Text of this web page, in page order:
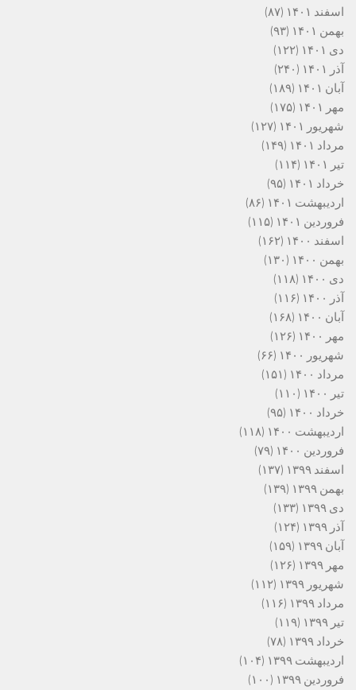
اسفند ۱۴۰۱
(۸۷)
بهمن ۱۴۰۱
(۹۳)
دی ۱۴۰۱
(۱۲۲)
آذر ۱۴۰۱
(۲۴۰)
آبان ۱۴۰۱
(۱۸۹)
مهر ۱۴۰۱
(۱۷۵)
شهریور ۱۴۰۱
(۱۲۷)
مرداد ۱۴۰۱
(۱۴۹)
تیر ۱۴۰۱
(۱۱۴)
خرداد ۱۴۰۱
(۹۵)
اردیبهشت ۱۴۰۱
(۸۶)
فروردین ۱۴۰۱
(۱۱۵)
اسفند ۱۴۰۰
(۱۶۲)
بهمن ۱۴۰۰
(۱۳۰)
دی ۱۴۰۰
(۱۱۸)
آذر ۱۴۰۰
(۱۱۶)
آبان ۱۴۰۰
(۱۶۸)
مهر ۱۴۰۰
(۱۲۶)
شهریور ۱۴۰۰
(۶۶)
مرداد ۱۴۰۰
(۱۵۱)
تیر ۱۴۰۰
(۱۱۰)
خرداد ۱۴۰۰
(۹۵)
اردیبهشت ۱۴۰۰
(۱۱۸)
فروردین ۱۴۰۰
(۷۹)
اسفند ۱۳۹۹
(۱۳۷)
بهمن ۱۳۹۹
(۱۳۹)
دی ۱۳۹۹
(۱۳۳)
آذر ۱۳۹۹
(۱۲۴)
آبان ۱۳۹۹
(۱۵۹)
مهر ۱۳۹۹
(۱۲۶)
شهریور ۱۳۹۹
(۱۱۲)
مرداد ۱۳۹۹
(۱۱۶)
تیر ۱۳۹۹
(۱۱۹)
خرداد ۱۳۹۹
(۷۸)
اردیبهشت ۱۳۹۹
(۱۰۴)
فروردین ۱۳۹۹
(۱۰۰)